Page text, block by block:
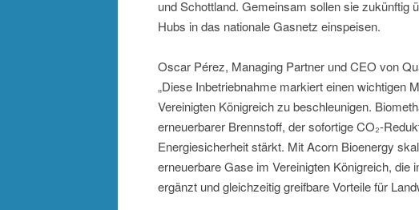
und Schottland. Gemeinsam sollen sie zukünftig
Hubs in das nationale Gasnetz einspeisen.
Oscar Pérez, Managing Partner und CEO von
„Diese Inbetriebnahme markiert einen wichtigen
Vereinigten Königreich zu beschleunigen.
erneuerbarer Brennstoff, der sofortige CO₂-
Energiesicherheit stärkt. Mit Acorn Bioenergy
erneuerbare Gase im Vereinigten Königreich, die
ergänzt und gleichzeitig greifbare Vorteile für